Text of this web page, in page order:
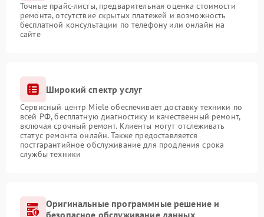
Точные прайс-листы, предварительная оценка стоимости
ремонта, отсутствие скрытых платежей и возможность
бесплатной консультации по телефону или онлайн на
сайте
Широкий спектр услуг
Сервисный центр Miele обеспечивает доставку техники по
всей РФ, бесплатную диагностику и качественный ремонт,
включая срочный ремонт. Клиенты могут отслеживать
статус ремонта онлайн. Также предоставляется
постгарантийное обслуживание для продления срока
службы техники
Оригинальные программные решение и
безопасное обслуживание данных